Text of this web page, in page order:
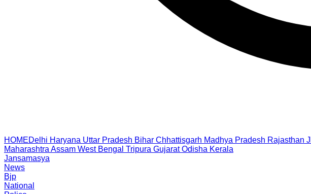
HOMEDelhi Haryana Uttar Pradesh Bihar Chhattisgarh Madhya Pradesh Rajasthan
Maharashtra Assam West Bengal Tripura Gujarat Odisha Kerala
Jansamasya
News
Bjp
National